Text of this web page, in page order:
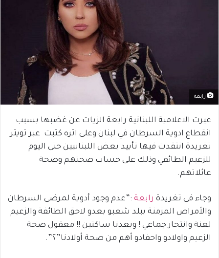
رابعة
عبرت الاعلامية اللبنانية رابعة الزيات عن غضبها بسبب
انقطاع ادوية السرطان في لبنان وعلى اثره كتبت عبر تويتر
تغريدة انتقدت فيها تأييد بعض اللبنانيين حتى اليوم
للزعيم الطائفي وذلك على حساب صحتهم وصحة
عائلاتهم.
وجاء في تغريدة رابعة :”عدم وجود أدوية لمرضى السرطان
والأمراض المزمنة ببلد شعبو بعدو لاحق الطائفة والزعيم
لعنة وانتحار جماعي ! وبعدنا ساكتين !! معقول صحة
الزعيم واولادو واحفادو أهم من صحة أولادنا”؟”.